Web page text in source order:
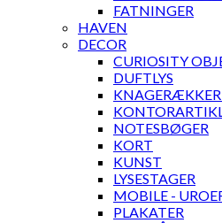
FATNINGER
HAVEN
DECOR
CURIOSITY
DUFTLYS
NOTESBØGER
KORT
KUNST
LYSESTAGER
MOBILE -
PLAKATER